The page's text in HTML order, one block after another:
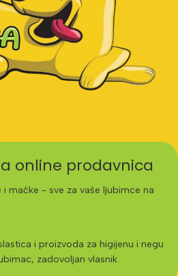
online prodavnica
mačke - sve za vaše ljubimce na
i proizvoda za higijenu i negu
zadovoljan vlasnik.